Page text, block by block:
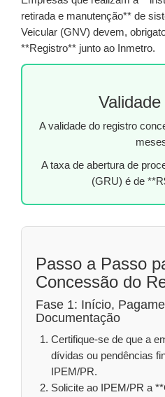
retirada e manutenção** de
Veicular (GNV) devem,
**Registro** junto ao Inmetro.
A validade do registro
A taxa de abertura de
(GRU) é de
Passo a Passo
Concessão do
Fase 1: Início,
Documentação
Certifique-se de que a
dívidas ou pendências
IPEM/PR.
Solicite ao IPEM/PR a